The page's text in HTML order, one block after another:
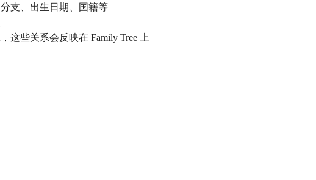
支、出生日期、国籍等
些关系会反映在 Family Tree 上